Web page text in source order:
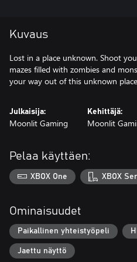
Kuvaus
Lost in a place unknown. Shoot
mazes filled with zombies and
your way out of this unknown
Julkaisija:
Moonlit Gaming
Kehittäjä:
Moonlit
Pelaa käyttäen:
XBOX One XBOX
Ominaisuudet
Paikallinen yhteistyöpeli
Jaettu näyttö